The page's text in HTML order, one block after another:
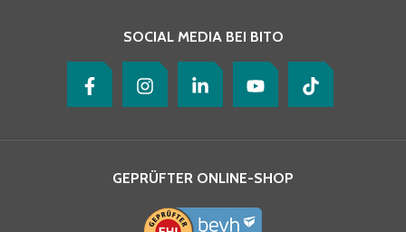
SOCIAL MEDIA BEI BITO
GEPRÜFTER ONLINE-SHOP